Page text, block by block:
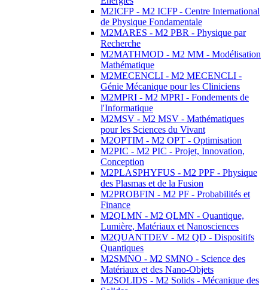
M2ICFP - M2 ICFP - Centre International
de Physique Fondamentale
M2MARES - M2 PBR - Physique par
Recherche
M2MATHMOD - M2 MM - Modélisation
Mathématique
M2MECENCLI - M2 MECENCLI -
Génie Mécanique pour les Cliniciens
M2MPRI - M2 MPRI - Fondements de
l'Informatique
M2MSV - M2 MSV - Mathématiques
pour les Sciences du Vivant
M2OPTIM - M2 OPT - Optimisation
M2PIC - M2 PIC - Projet, Innovation,
Conception
M2PLASPHYFUS - M2 PPF - Physique
des Plasmas et de la Fusion
M2PROBFIN - M2 PF - Probabilités et
Finance
M2QLMN - M2 QLMN - Quantique,
Lumière, Matériaux et Nanosciences
M2QUANTDEV - M2 QD - Dispositifs
Quantiques
M2SMNO - M2 SMNO - Science des
Matériaux et des Nano-Objets
M2SOLIDS - M2 Solids - Mécanique des